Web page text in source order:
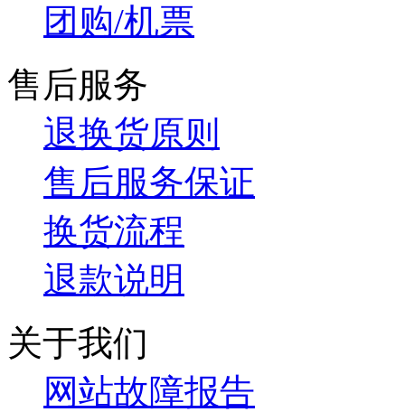
团购/机票
售后服务
退换货原则
售后服务保证
换货流程
退款说明
关于我们
网站故障报告